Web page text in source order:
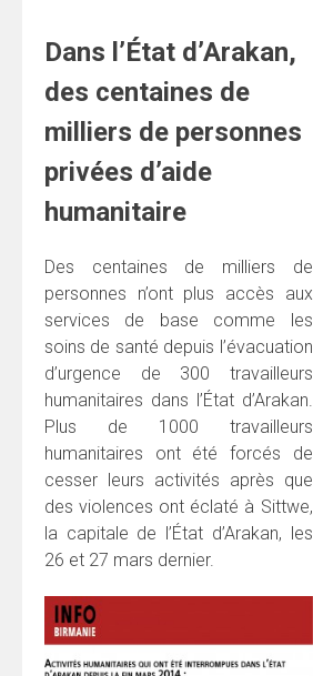
Dans l’État d’Arakan,
des centaines de
milliers de personnes
privées d’aide
humanitaire
Des centaines de milliers de
personnes n’ont plus accès aux
services de base comme les
soins de santé depuis l’évacuation
d’urgence de 300 travailleurs
humanitaires dans l’État d’Arakan.
Plus de 1000 travailleurs
humanitaires ont été forcés de
cesser leurs activités après que
des violences ont éclaté à Sittwe,
la capitale de l’État d’Arakan, les
26 et 27 mars dernier.